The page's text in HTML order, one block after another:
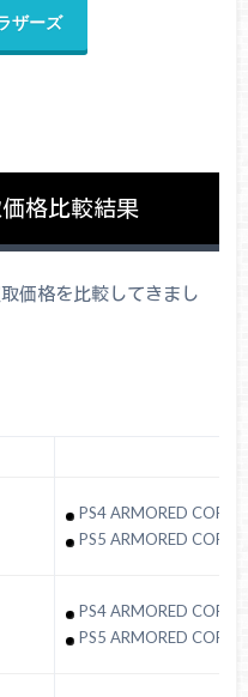
ザーズ
格比較結果
価格を比較してきまし
PS4 ARMORED CORE
PS5 ARMORED CORE
PS4 ARMORED CORE
PS5 ARMORED CORE